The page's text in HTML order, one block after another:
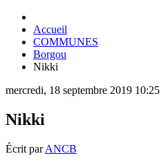
Accueil
COMMUNES
Borgou
Nikki
mercredi, 18 septembre 2019 10:25
Nikki
Écrit parANCB